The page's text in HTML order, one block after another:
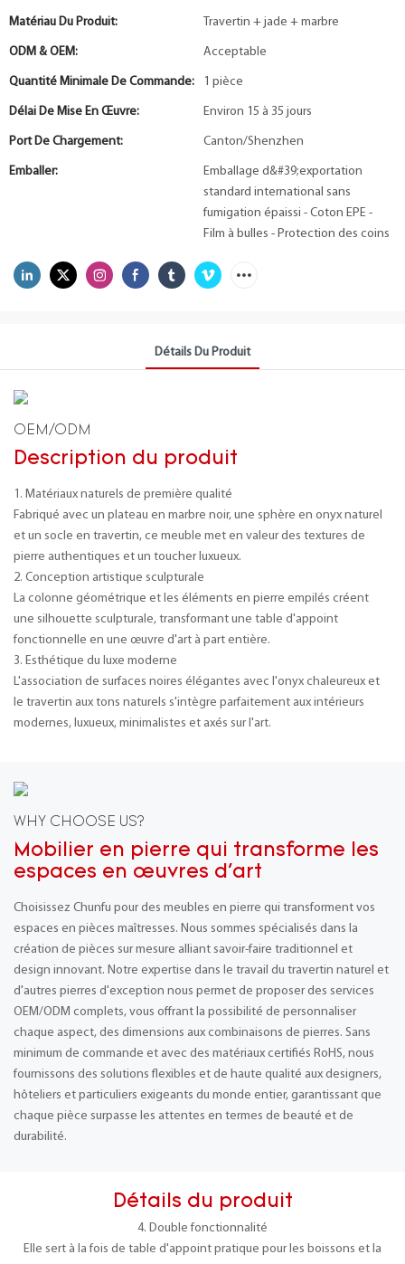
Matériau Du Produit: Travertin + jade + marbre
ODM & OEM: Acceptable
Quantité Minimale De Commande: 1 pièce
Délai De Mise En Œuvre: Environ 15 à 35 jours
Port De Chargement: Canton/Shenzhen
Emballer:
Emballage d&#39;exportation
standard international sans
fumigation épaissi - Coton EPE -
Film à bulles - Protection des coins
Détails Du Produit
OEM/ODM
Description du produit
1. Matériaux naturels de première qualité
Fabriqué avec un plateau en marbre noir, une sphère en onyx naturel
et un socle en travertin, ce meuble met en valeur des textures de
pierre authentiques et un toucher luxueux.
2. Conception artistique sculpturale
La colonne géométrique et les éléments en pierre empilés créent
une silhouette sculpturale, transformant une table d'appoint
fonctionnelle en une œuvre d'art à part entière.
3. Esthétique du luxe moderne
L'association de surfaces noires élégantes avec l'onyx chaleureux et
le travertin aux tons naturels s'intègre parfaitement aux intérieurs
modernes, luxueux, minimalistes et axés sur l'art.
WHY CHOOSE US?
Mobilier en pierre qui transforme les
espaces en œuvres d'art
Choisissez Chunfu pour des meubles en pierre qui transforment vos
espaces en pièces maîtresses. Nous sommes spécialisés dans la
création de pièces sur mesure alliant savoir-faire traditionnel et
design innovant. Notre expertise dans le travail du travertin naturel et
d'autres pierres d'exception nous permet de proposer des services
OEM/ODM complets, vous offrant la possibilité de personnaliser
chaque aspect, des dimensions aux combinaisons de pierres. Sans
minimum de commande et avec des matériaux certifiés RoHS, nous
fournissons des solutions flexibles et de haute qualité aux designers,
hôteliers et particuliers exigeants du monde entier, garantissant que
chaque pièce surpasse les attentes en termes de beauté et de
durabilité.
Détails du produit
4. Double fonctionnalité
Elle sert à la fois de table d'appoint pratique pour les boissons et la